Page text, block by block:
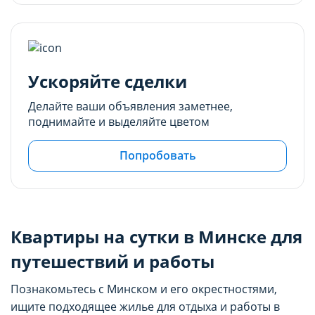
Ускоряйте сделки
Делайте ваши объявления заметнее,
поднимайте и выделяйте цветом
Попробовать
Квартиры на сутки в Минске для
путешествий и работы
Познакомьтесь с Минском и его окрестностями,
ищите подходящее жилье для отдыха и работы в